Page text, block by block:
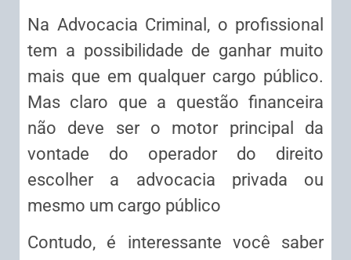
Na Advocacia Criminal, o profissional
tem a possibilidade de ganhar muito
mais que em qualquer cargo público.
Mas claro que a questão financeira
não deve ser o motor principal da
vontade do operador do direito
escolher a advocacia privada ou
mesmo um cargo público
Contudo, é interessante você saber